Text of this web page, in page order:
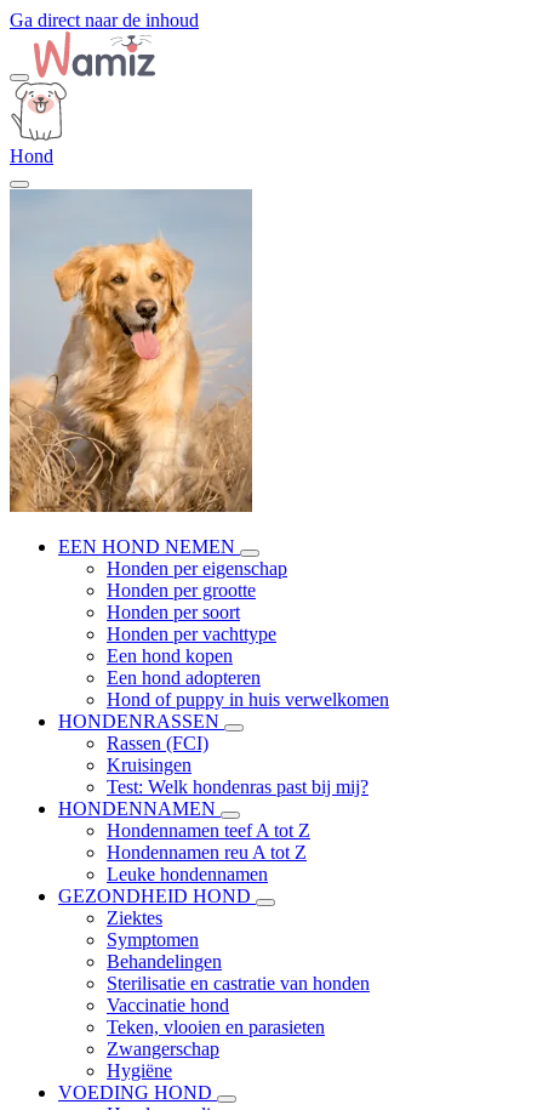
Ga direct naar de inhoud
Hond
EEN HOND NEMEN
Honden per eigenschap
Honden per grootte
Honden per soort
Honden per vachttype
Een hond kopen
Een hond adopteren
Hond of puppy in huis verwelkomen
HONDENRASSEN
Rassen (FCI)
Kruisingen
Test: Welk hondenras past bij mij?
HONDENNAMEN
Hondennamen teef A tot Z
Hondennamen reu A tot Z
Leuke hondennamen
GEZONDHEID HOND
Ziektes
Symptomen
Behandelingen
Sterilisatie en castratie van honden
Vaccinatie hond
Teken, vlooien en parasieten
Zwangerschap
Hygiëne
VOEDING HOND